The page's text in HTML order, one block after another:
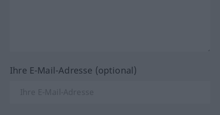
Ihre E-Mail-Adresse (optional)